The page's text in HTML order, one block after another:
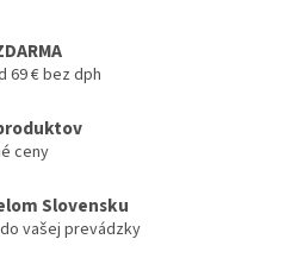
69 € bez dph
ceny
Slovensku
vašej prevádzky